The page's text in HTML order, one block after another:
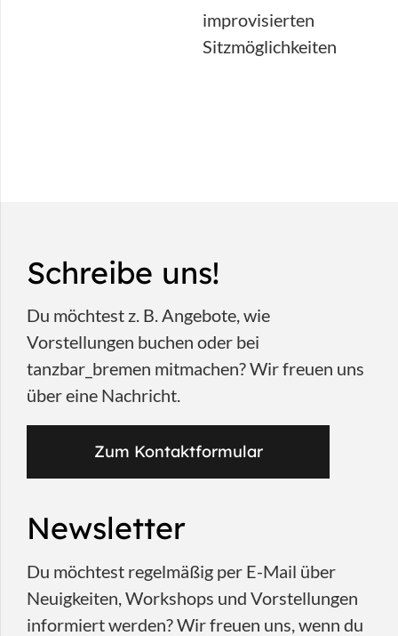
Schreibe uns!
Du möchtest z. B. Angebote, wie
Vorstellungen buchen oder bei
tanzbar_bremen mitmachen? Wir freuen uns
über eine Nachricht.
Zum Kontaktformular
Newsletter
Du möchtest regelmäßig per E-Mail über
Neuigkeiten, Workshops und Vorstellungen
informiert werden? Wir freuen uns, wenn du